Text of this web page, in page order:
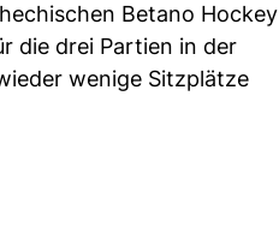
Betano Hockey
die drei Partien in der
wenige Sitzplätze